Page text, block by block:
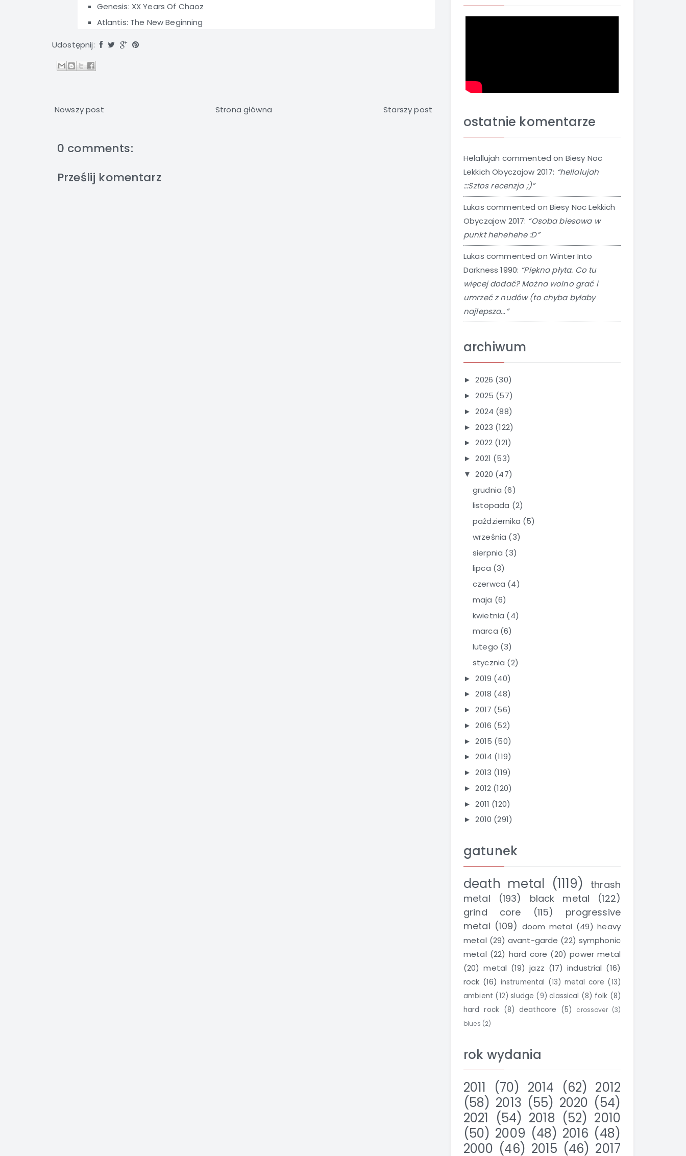
Genesis: XX Years Of Chaoz
Atlantis: The New Beginning
Udostępnij:
Nowszy post Starszy post
Strona główna
0 comments:
Prześlij komentarz
ostatnie komentarze
Helallujah commented on Biesy Noc
Lekkich Obyczajow 2017: “hellalujah
:::Sztos recenzja ;)”
Lukas commented on Biesy Noc Lekkich
Obyczajow 2017: “Osoba biesowa w
punkt hehehehe :D”
Lukas commented on Winter Into
Darkness 1990: “Piękna płyta. Co tu
więcej dodać? Można wolno grać i
umrzeć z nudów (to chyba byłaby
najlepsza…”
archiwum
► 2026 (30)
► 2025 (57)
► 2024 (88)
► 2023 (122)
► 2022 (121)
► 2021 (53)
▼ 2020 (47)
grudnia (6)
listopada (2)
października (5)
września (3)
sierpnia (3)
lipca (3)
czerwca (4)
maja (6)
kwietnia (4)
marca (6)
lutego (3)
stycznia (2)
► 2019 (40)
► 2018 (48)
► 2017 (56)
► 2016 (52)
► 2015 (50)
► 2014 (119)
► 2013 (119)
► 2012 (120)
► 2011 (120)
► 2010 (291)
gatunek
death metal (1119)
thrash
metal
(193) black metal
(122)
grind core
(115)
progressive
metal (109) doom metal (49) heavy
metal (29) avant-garde (22) symphonic
metal (22) hard core (20) power metal
(20) metal (19) jazz (17) industrial (16)
rock (16) instrumental (13) metal core (13)
ambient (12) sludge (9) classical (8) folk (8)
hard rock (8) deathcore (5) crossover (3)
blues (2)
rok wydania
2011
(70) 2014 (62) 2012
(58) 2013 (55) 2020 (54)
2021 (54) 2018 (52) 2010
(50) 2009 (48) 2016 (48)
2000 (46) 2015 (46) 2017